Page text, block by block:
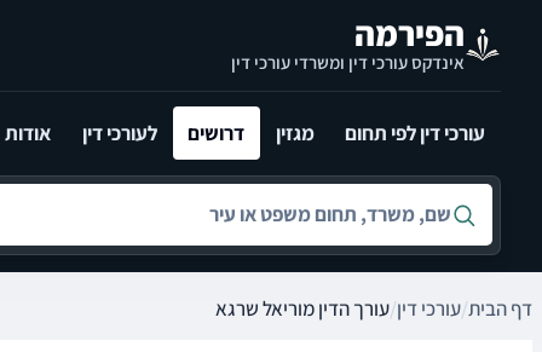
הפירמה
אינדקס עורכי דין ומשרדי עורכי דין
עורכי דין לפי תחום מגזין דרושים לעורכי דין אודות
חיפוש לפי שם, משרד, תחום משפט או עיר
דף הבית/עורכי דין/עורך הדין מוריאל שרגא